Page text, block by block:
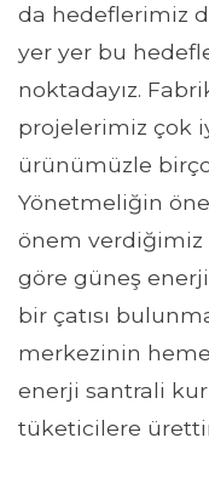
da hedeflerimiz
yer yer bu
noktadayız.
projelerimiz çok
ürünümüzle
Yönetmeliğin
önem verdiğimiz
göre güneş
bir çatısı
merkezinin
enerji santrali
tüketicilere